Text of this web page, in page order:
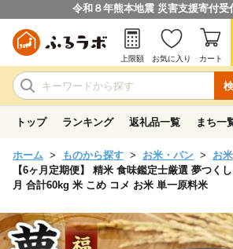
令和８年熊本地震 災害支援寄付受
上限額 お気に入り カート
トップ ランキング 返礼品一覧 まち一
ホーム ものから探す お米・パン
お米
【6ヶ月定期便】 精米 食味鑑定士厳選 夢つく
月 合計60kg 米 こめ コメ お米 単一原料米